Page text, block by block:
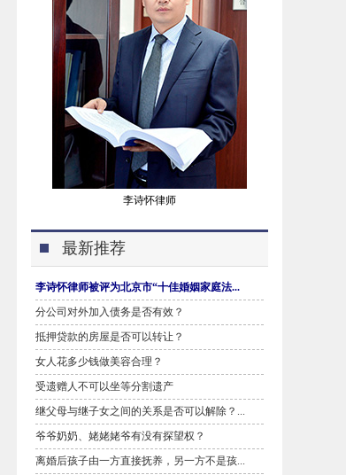
李诗怀律师
最新推荐
李诗怀律师被评为北京市“十佳婚姻家庭法...
分公司对外加入债务是否有效？
抵押贷款的房屋是否可以转让？
女人花多少钱做美容合理？
受遗赠人不可以坐等分割遗产
继父母与继子女之间的关系是否可以解除？...
爷爷奶奶、姥姥姥爷有没有探望权？
离婚后孩子由一方直接抚养，另一方不是孩...